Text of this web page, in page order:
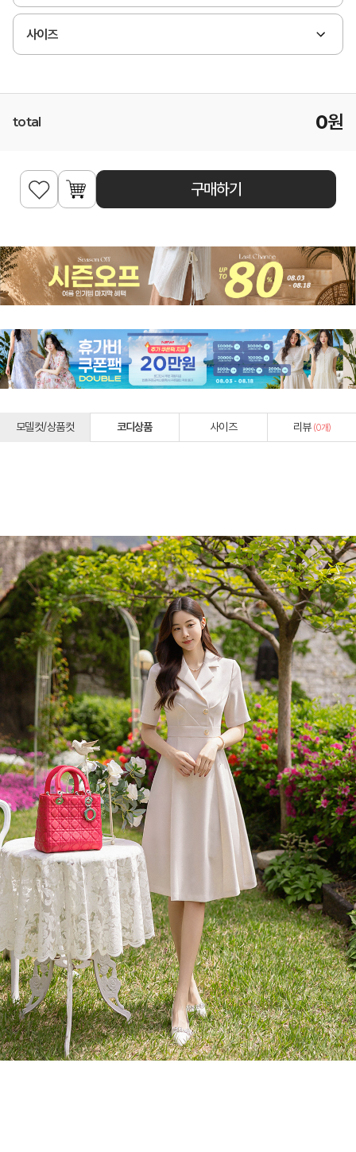
사이즈
total 0원
구매하기
모델컷/상품컷 코디상품 사이즈 리뷰 (0개)